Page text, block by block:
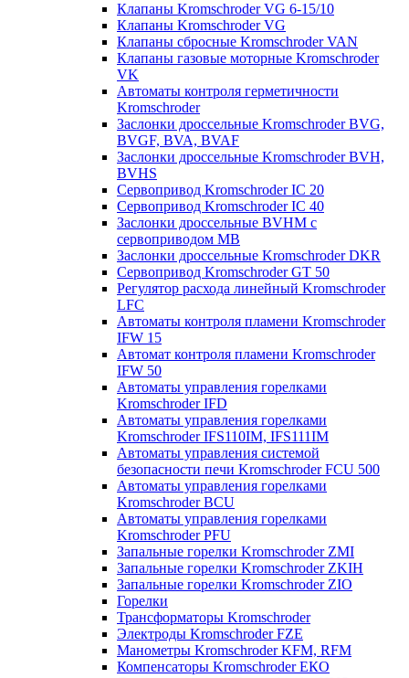
Клапаны Kromschroder VG 6-15/10
Клапаны Kromschroder VG
Клапаны сбросные Kromschroder VAN
Клапаны газовые моторные Kromschroder
VK
Автоматы контроля герметичности
Kromschroder
Заслонки дроссельные Kromschroder BVG,
BVGF, BVA, BVAF
Заслонки дроссельные Kromschroder BVH,
BVHS
Сервопривод Kromschroder IC 20
Сервопривод Kromschroder IC 40
Заслонки дроссельные BVHM с
сервоприводом МВ
Заслонки дроссельные Kromschroder DKR
Cервопривод Kromschroder GT 50
Регулятор расхода линейный Kromschroder
LFC
Автоматы контроля пламени Kromschroder
IFW 15
Автомат контроля пламени Kromschroder
IFW 50
Автоматы управления горелками
Kromschroder IFD
Автоматы управления горелками
Kromschroder IFS110IM, IFS111IM
Автоматы управления системой
безопасности печи Kromschroder FCU 500
Автоматы управления горелками
Kromschroder BCU
Автоматы управления горелками
Kromschroder PFU
Запальные горелки Kromschroder ZМI
Запальные горелки Kromschroder ZKIH
Запальные горелки Kromschroder ZIO
Горелки
Трансформаторы Kromschroder
Электроды Kromschroder FZE
Манометры Kromschroder KFM, RFM
Компенсаторы Kromschroder ЕКО